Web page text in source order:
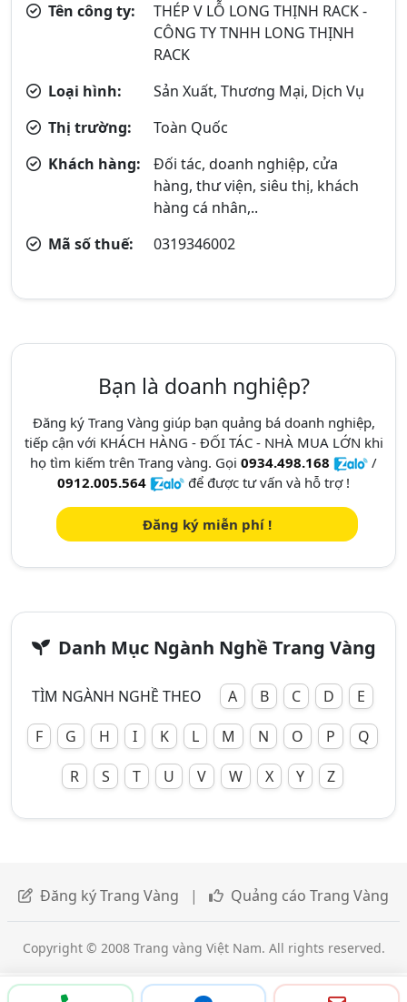
Tên công ty:
THÉP V LỖ LONG THỊNH RACK -
CÔNG TY TNHH LONG THỊNH
RACK
Loại hình:
Sản Xuất, Thương Mại, Dịch Vụ
Thị trường:
Toàn Quốc
Khách hàng:
Đối tác, doanh nghiệp, cửa
hàng, thư viện, siêu thị, khách
hàng cá nhân,..
Mã số thuế:
0319346002
Bạn là doanh nghiệp?
Đăng ký Trang Vàng giúp bạn quảng bá doanh nghiệp,
tiếp cận với KHÁCH HÀNG - ĐỐI TÁC - NHÀ MUA LỚN khi
họ tìm kiếm trên Trang vàng. Gọi 0934.498.168
/
0912.005.564
để được tư vấn và hỗ trợ !
Đăng ký miễn phí !
Danh Mục Ngành Nghề Trang Vàng
TÌM NGÀNH NGHỀ THEO A B C D
E
F
G H I K L M N O P
Q
R
S T U V W X Y Z
Đăng ký Trang Vàng | Quảng cáo Trang Vàng
Copyright © 2008 Trang vàng Việt Nam. All rights reserved.